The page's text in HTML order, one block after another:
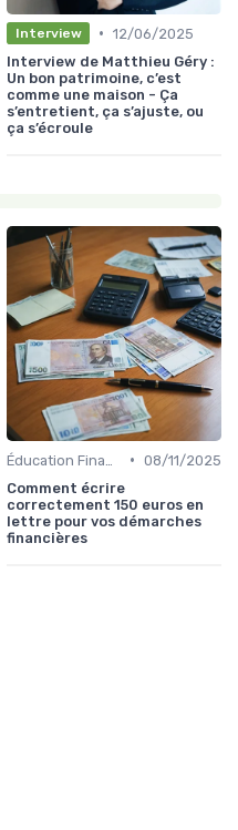
Interview • 12/06/2025
Interview de Matthieu Géry :
Un bon patrimoine, c’est
comme une maison - Ça
s’entretient, ça s’ajuste, ou
ça s’écroule
• 08/11/2025
Comment écrire
correctement 150 euros en
lettre pour vos démarches
financières